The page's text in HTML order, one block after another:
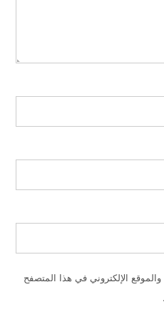
الإلكتروني في هذا المتصفح